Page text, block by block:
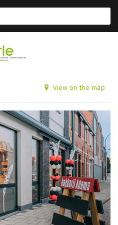
Visit
Baarle
View on the map